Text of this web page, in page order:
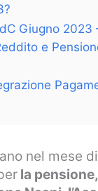
Giugno 2023
e
nel mese
la